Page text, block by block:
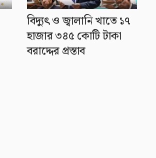
বিদ্যুৎ ও জ্বালানি খাতে ১৭
হাজার ৩৪৫ কোটি টাকা
বরাদ্দের প্রস্তাব